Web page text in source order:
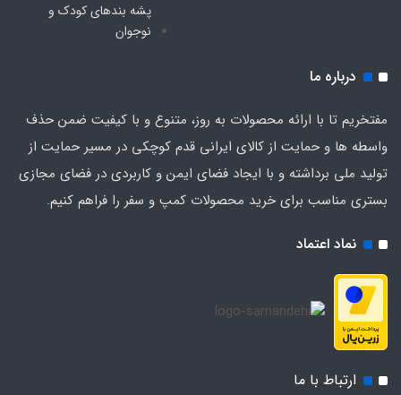
نماد اعتماد
پشه‌ بندهای کودک و
نوجوان
درباره ما
مفتخریم تا با ارائه محصولات به روز، متنوع و با کیفیت ضمن حذف
واسطه ها و حمایت از کالای ایرانی قدم کوچکی در مسیر حمایت از
تولید ملی برداشته و با ایجاد فضای ایمن و کاربردی در فضای مجازی
بستری مناسب برای خرید محصولات کمپ و سفر را فراهم کنیم.
ارتباط با ما